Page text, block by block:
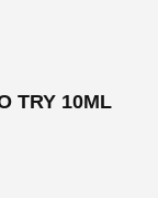
TRY 10ML